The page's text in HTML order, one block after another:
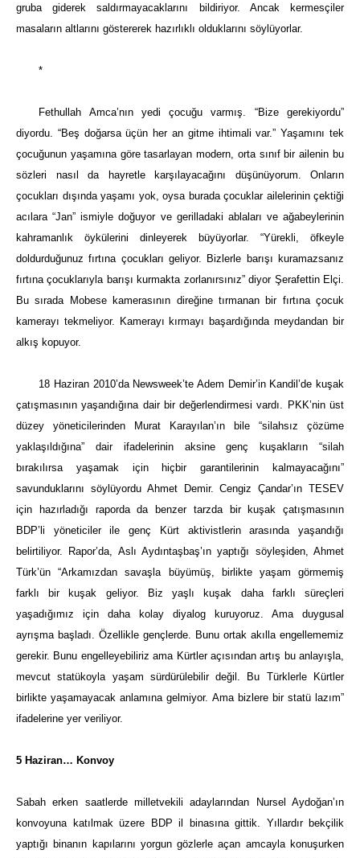
gruba giderek saldırmayacaklarını bildiriyor. Ancak kermesçiler
masaların altlarını göstererek hazırlıklı olduklarını söylüyorlar.
*
Fethullah Amca’nın yedi çocuğu varmış. “Bize gerekiyordu”
diyordu. “Beş doğarsa üçün her an gitme ihtimali var.” Yaşamını tek
çocuğunun yaşamına göre tasarlayan modern, orta sınıf bir ailenin bu
sözleri nasıl da hayretle karşılayacağını düşünüyorum. Onların
çocukları dışında yaşamı yok, oysa burada çocuklar ailelerinin çektiği
acılara “Jan” ismiyle doğuyor ve gerilladaki ablaları ve ağabeylerinin
kahramanlık öykülerini dinleyerek büyüyorlar. “Yürekli, öfkeyle
doldurduğunuz fırtına çocukları geliyor. Bizlerle barışı kuramazsanız
fırtına çocuklarıyla barışı kurmakta zorlanırsınız” diyor Şerafettin Elçi.
Bu sırada Mobese kamerasının direğine tırmanan bir fırtına çocuk
kamerayı tekmeliyor. Kamerayı kırmayı başardığında meydandan bir
alkış kopuyor.
18 Haziran 2010’da Newsweek’te Adem Demir’in Kandil’de kuşak
çatışmasının yaşandığına dair bir değerlendirmesi vardı. PKK’nin üst
düzey yöneticilerinden Murat Karayılan’ın bile “silahsız çözüme
yaklaşıldığına” dair ifadelerinin aksine genç kuşakların “silah
bırakılırsa yaşamak için hiçbir garantilerinin kalmayacağını”
savunduklarını söylüyordu Ahmet Demir. Cengiz Çandar’ın TESEV
için hazırladığı raporda da benzer tarzda bir kuşak çatışmasının
BDP’li yöneticiler ile genç Kürt aktivistlerin arasında yaşandığı
belirtiliyor. Rapor’da, Aslı Aydıntaşbaş’ın yaptığı söyleşiden, Ahmet
Türk’ün “Arkamızdan savaşla büyümüş, birlikte yaşam görmemiş
farklı bir kuşak geliyor. Biz yaşlı kuşak daha farklı süreçleri
yaşadığımız için daha kolay diyalog kuruyoruz. Ama duygusal
ayrışma başladı. Özellikle gençlerde. Bunu ortak akılla engellememiz
gerekir. Bunu engelleyebiliriz ama Kürtler açısından artış bu anlayışla,
mevcut statükoyla yaşam sürdürülebilir değil. Bu Türklerle Kürtler
birlikte yaşamayacak anlamına gelmiyor. Ama bizlere bir statü lazım”
ifadelerine yer veriliyor.
5 Haziran… Konvoy
Sabah erken saatlerde milletvekili adaylarından Nursel Aydoğan’ın
konvoyuna katılmak üzere BDP il binasına gittik. Yıllardır bekçilik
yaptığı binanın kapılarını yorgun gözlerle açan amcayla konuşurken